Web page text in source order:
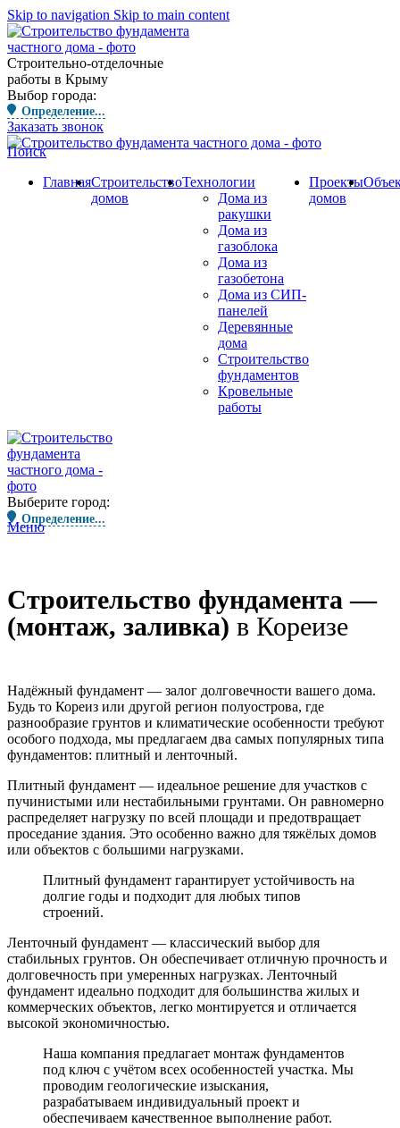
Skip to navigation Skip to main content
Строительно-отделочные
работы в Крыму
Выбор города:
Определение...
Заказать звонок
Поиск
ГлавнаяСтроительство
домов
Технологии
Дома из
ракушки
Дома из
газоблока
Дома из
газобетона
Дома из СИП-
панелей
Деревянные
дома
Строительство
фундаментов
Кровельные
работы
Проекты
домов
Выберите город:
Определение...
Меню
Строительство фундамента —
(монтаж, заливка) в Кореизе
Надёжный фундамент — залог долговечности вашего дома.
Будь то Кореиз или другой регион полуострова, где
разнообразие грунтов и климатические особенности требуют
особого подхода, мы предлагаем два самых популярных типа
фундаментов: плитный и ленточный.
Плитный фундамент — идеальное решение для участков с
пучинистыми или нестабильными грунтами. Он равномерно
распределяет нагрузку по всей площади и предотвращает
проседание здания. Это особенно важно для тяжёлых домов
или объектов с большими нагрузками.
Плитный фундамент гарантирует устойчивость на
долгие годы и подходит для любых типов
строений.
Ленточный фундамент — классический выбор для
стабильных грунтов. Он обеспечивает отличную прочность и
долговечность при умеренных нагрузках. Ленточный
фундамент идеально подходит для большинства жилых и
коммерческих объектов, легко монтируется и отличается
высокой экономичностью.
Наша компания предлагает монтаж фундаментов
под ключ с учётом всех особенностей участка. Мы
проводим геологические изыскания,
разрабатываем индивидуальный проект и
обеспечиваем качественное выполнение работ.